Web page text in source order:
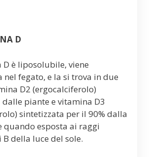
D
D è liposolubile, viene
nel fegato, e la si trova in due
D2 (ergocalciferolo)
piante e vitamina D3
sintetizzata per il 90% dalla
quando esposta ai raggi
della luce del sole.